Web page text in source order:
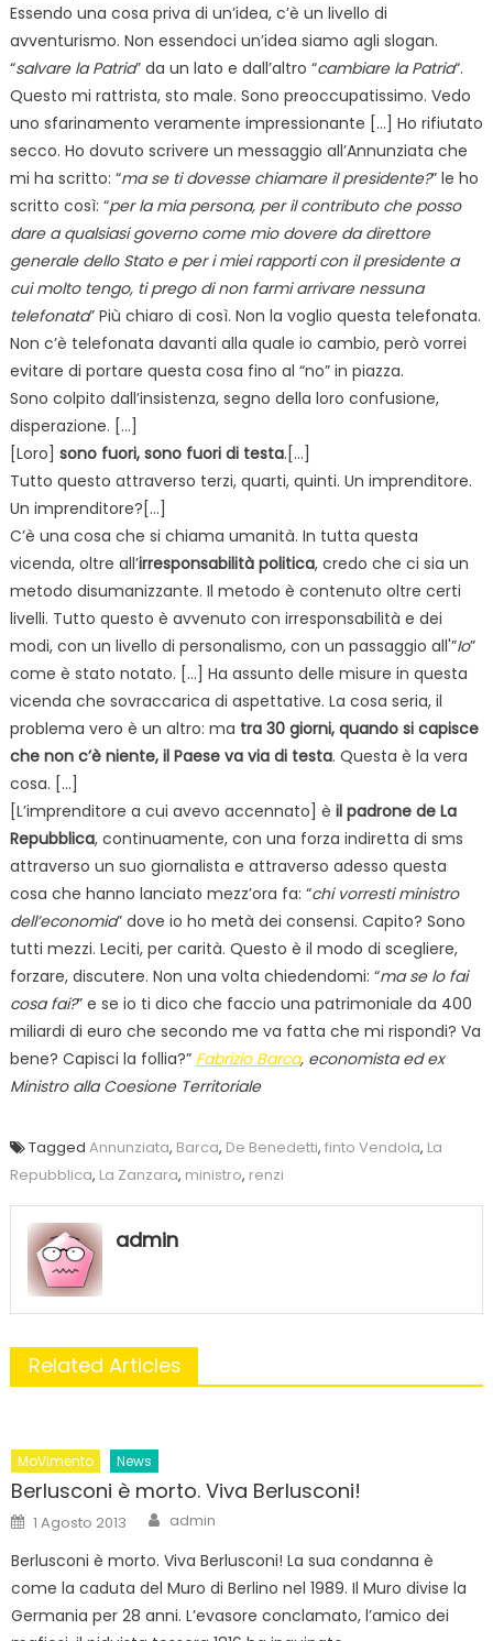
Essendo una cosa priva di un’idea, c’è un livello di
avventurismo. Non essendoci un’idea siamo agli slogan.
“salvare la Patria” da un lato e dall’altro “cambiare la Patria“.
Questo mi rattrista, sto male. Sono preoccupatissimo. Vedo
uno sfarinamento veramente impressionante […] Ho rifiutato
secco. Ho dovuto scrivere un messaggio all’Annunziata che
mi ha scritto: “ma se ti dovesse chiamare il presidente?” le ho
scritto così: “per la mia persona, per il contributo che posso
dare a qualsiasi governo come mio dovere da direttore
generale dello Stato e per i miei rapporti con il presidente a
cui molto tengo, ti prego di non farmi arrivare nessuna
telefonata” Più chiaro di così. Non la voglio questa telefonata.
Non c’è telefonata davanti alla quale io cambio, però vorrei
evitare di portare questa cosa fino al “no” in piazza.
Sono colpito dall’insistenza, segno della loro confusione,
disperazione. […]
[Loro] sono fuori, sono fuori di testa.[…]
Tutto questo attraverso terzi, quarti, quinti. Un imprenditore.
Un imprenditore?[…]
C’è una cosa che si chiama umanità. In tutta questa
vicenda, oltre all’irresponsabilità politica, credo che ci sia un
metodo disumanizzante. Il metodo è contenuto oltre certi
livelli. Tutto questo è avvenuto con irresponsabilità e dei
modi, con un livello di personalismo, con un passaggio all'”Io”
come è stato notato. […] Ha assunto delle misure in questa
vicenda che sovraccarica di aspettative. La cosa seria, il
problema vero è un altro: ma tra 30 giorni, quando si capisce
che non c’è niente, il Paese va via di testa. Questa è la vera
cosa. […]
[L’imprenditore a cui avevo accennato] è il padrone de La
Repubblica, continuamente, con una forza indiretta di sms
attraverso un suo giornalista e attraverso adesso questa
cosa che hanno lanciato mezz’ora fa: “chi vorresti ministro
dell’economia” dove io ho metà dei consensi. Capito? Sono
tutti mezzi. Leciti, per carità. Questo è il modo di scegliere,
forzare, discutere. Non una volta chiedendomi: “ma se lo fai
cosa fai?” e se io ti dico che faccio una patrimoniale da 400
miliardi di euro che secondo me va fatta che mi rispondi? Va
bene? Capisci la follia?” Fabrizio Barca, economista ed ex
Ministro alla Coesione Territoriale
Tagged Annunziata, Barca, De Benedetti, finto Vendola, La
Repubblica, La Zanzara, ministro, renzi
admin
Related Articles
MoVimento News
Berlusconi è morto. Viva Berlusconi!
Posted
on
1 Agosto 2013 Author
admin
Berlusconi è morto. Viva Berlusconi! La sua condanna è
come la caduta del Muro di Berlino nel 1989. Il Muro divise la
Germania per 28 anni. L’evasore conclamato, l’amico dei